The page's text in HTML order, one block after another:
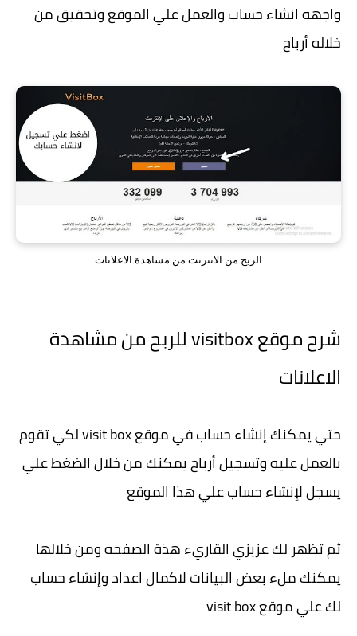
واجهه انشاء حساب والعمل علي الموقع وتحقيق من
خلاله أرباح
الربح من الانترنت من مشاهدة الاعلانات
شرح
موقع visitbox للربح من مشاهدة
الاعلانات
حتي يمكنك إنشاء حساب في موقع visit box لكي تقوم
بالعمل عليه وتسجيل أرباح يمكنك من خلال الضغط علي
يسجل لإنشاء حساب علي هذا الموقع
ثم تظهر لك عزيزي القاريء هذة الصفحه ومن خلالها
يمكنك ملء بعض البيانات لاكمال اعداد وإنشاء حساب
لك علي موقع visit box